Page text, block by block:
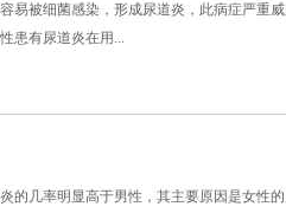
易被细菌感染，形成尿道炎，此病症严重
患有尿道炎在用...
的几率明显高于男性，其主要原因是女性